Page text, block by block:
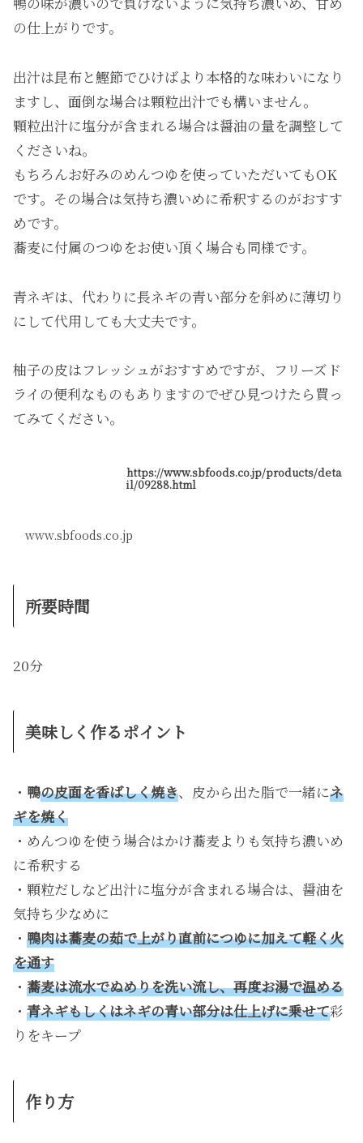
の仕上がりです。
出汁は昆布と鰹節でひけばより本格的な味わいになり
ますし、面倒な場合は顆粒出汁でも構いません。
顆粒出汁に塩分が含まれる場合は醤油の量を調整して
くださいね。
もちろんお好みのめんつゆを使っていただいてもOK
です。その場合は気持ち濃いめに希釈するのがおすす
めです。
蕎麦に付属のつゆをお使い頂く場合も同様です。
青ネギは、代わりに長ネギの青い部分を斜めに薄切り
にして代用しても大丈夫です。
柚子の皮はフレッシュがおすすめですが、フリーズド
ライの便利なものもありますのでぜひ見つけたら買っ
てみてください。
https://www.sbfoods.co.jp/products/deta
il/09288.html
www.sbfoods.co.jp
所要時間
20分
美味しく作るポイント
・ 鴨の皮面を香ばしく焼き、皮から出た脂で一緒にネ
ギを焼く
・めんつゆを使う場合はかけ蕎麦よりも気持ち濃いめ
に希釈する
・顆粒だしなど出汁に塩分が含まれる場合は、醤油を
気持ち少なめに
・ 鴨肉は蕎麦の茹で上がり直前につゆに加えて軽く火
を通す
・ 蕎麦は流水でぬめりを洗い流し、再度お湯で温める
・ 青ネギもしくはネギの青い部分は仕上げに乗せて彩
りをキープ
作り方